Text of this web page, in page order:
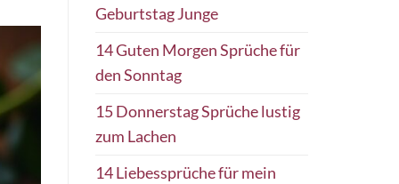
Geburtstag Junge
14 Guten Morgen Sprüche für
den Sonntag
15 Donnerstag Sprüche lustig
zum Lachen
14 Liebessprüche für mein